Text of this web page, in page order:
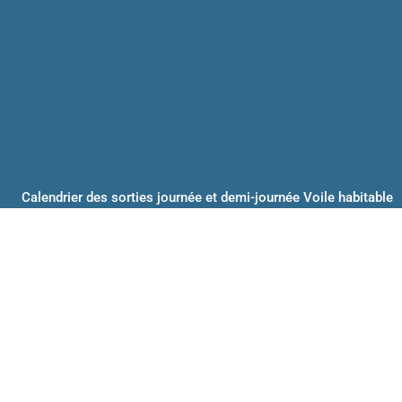
Calendrier des sorties journée et demi-journée Voile habitable